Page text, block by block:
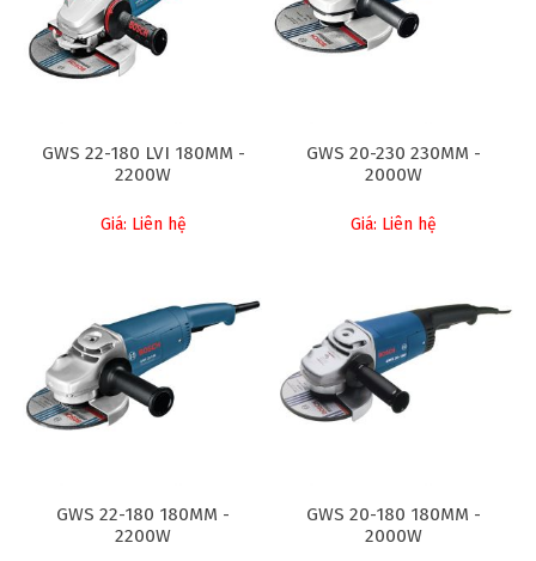
GWS 22-180 LVI 180MM -
2200W
Giá: Liên hệ
GWS 20-230 230MM -
2000W
Giá: Liên hệ
GWS 22-180 180MM -
2200W
GWS 20-180 180MM -
2000W